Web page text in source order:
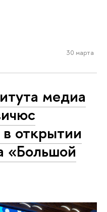
30 марта
медиа
открытии
«Большой